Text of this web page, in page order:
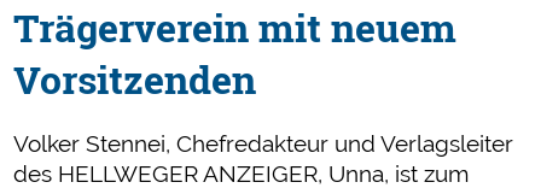
Trägerverein mit neuem
Vorsitzenden
Volker Stennei, Chefredakteur und Verlagsleiter
des HELLWEGER ANZEIGER, Unna, ist zum